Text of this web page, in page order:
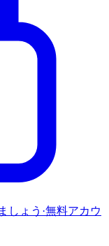
しょう ·無料アカウ